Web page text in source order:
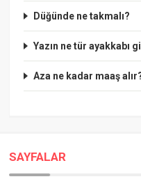
Düğünde ne takmalı?
Yazın ne tür ayakkabı
Aza ne kadar maaş
SAYFALAR